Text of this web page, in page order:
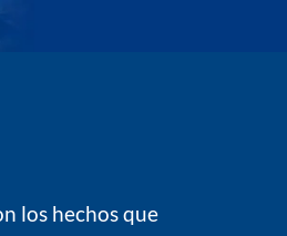
los hechos que